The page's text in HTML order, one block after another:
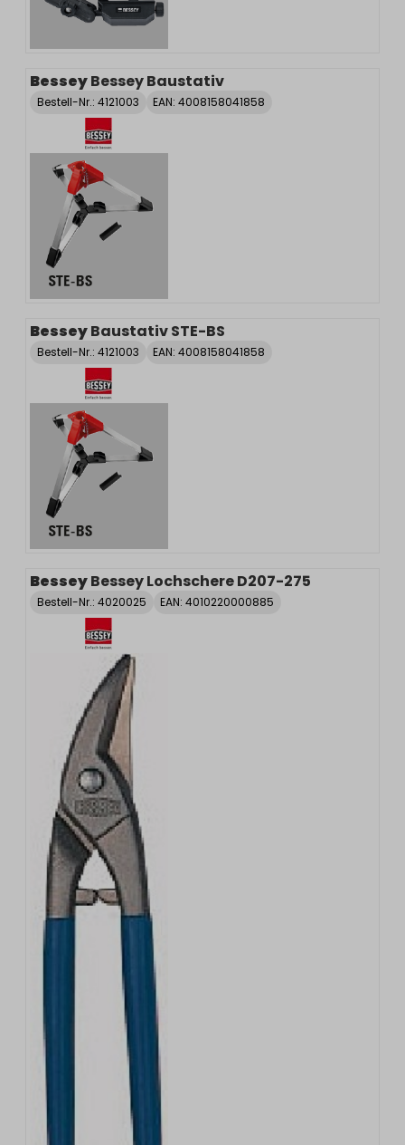
BesseyBessey Baustativ
Bestell-Nr.: 4121003 EAN: 4008158041858
BesseyBaustativ STE-BS
Bestell-Nr.: 4121003 EAN: 4008158041858
BesseyBessey Lochschere D207-275
Bestell-Nr.: 4020025 EAN: 4010220000885